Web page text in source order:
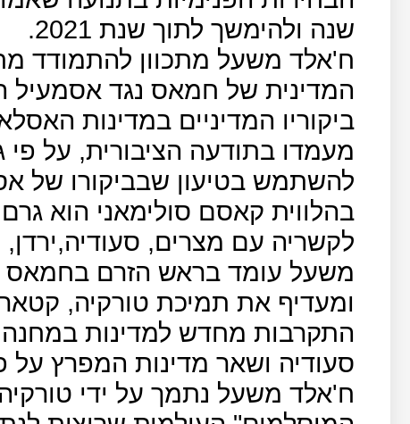
שנה ולהימשך לתוך שנת 2021.
ח'אלד משעל מתכוון להתמודד
המדינית של חמאס נגד אסמעיל
ביקוריו המדיניים במדינות
מעמדו בתודעה הציבורית, על פי
להשתמש בטיעון שבביקורו של
בהלווית קאסם סולימאני הוא
לקשריה עם מצרים, סעודיה,ירדן,
משעל עומד בראש הזרם בחמאס
ומעדיף את תמיכת טורקיה,
התקרבות מחדש למדינות במחנה
סעודיה ושאר מדינות המפרץ על
ח'אלד משעל נתמך על ידי